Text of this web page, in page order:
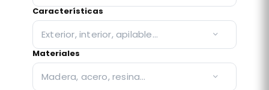
Características
Exterior, interior, apilable…
Materiales
Madera, acero, resina…